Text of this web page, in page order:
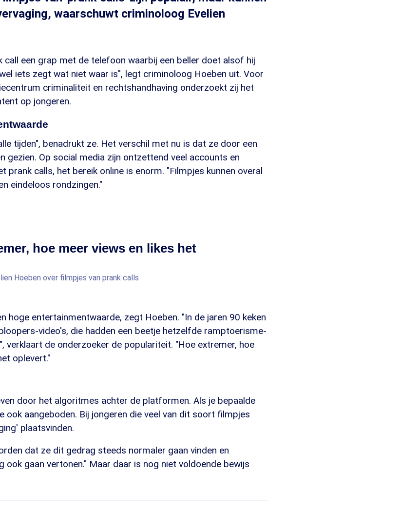
waarschuwt criminoloog Evelien
call een grap met de telefoon waarbij een beller doet alsof hij
iets zegt wat niet waar is", legt criminoloog Hoeben uit. Voor
criminaliteit en rechtshandhaving onderzoekt zij het
op jongeren.
tijden", benadrukt ze. Het verschil met nu is dat ze door een
gezien. Op social media zijn ontzettend veel accounts en
prank calls, het bereik online is enorm. "Filmpjes kunnen overal
eindeloos rondzingen."
hoe meer views en likes het
Hoeben over filmpjes van prank calls
hoge entertainmentwaarde, zegt Hoeben. "In de jaren 90 keken
video's, die hadden een beetje hetzelfde ramptoerisme-
verklaart de onderzoeker de populariteit. "Hoe extremer, hoe
oplevert."
door het algoritmes achter de platformen. Als je bepaalde
ook aangeboden. Bij jongeren die veel van dit soort filmpjes
plaatsvinden.
dat ze dit gedrag steeds normaler gaan vinden en
ook gaan vertonen." Maar daar is nog niet voldoende bewijs